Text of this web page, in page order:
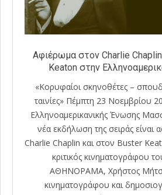
Αφιέρωμα στον Charlie
Keaton στην
«Κορυφαίοι σκηνοθέτες –
ταινίες» Πέμπτη 23 Νοεμβρίου
Ελληνοαμερικανικής Ένωσης
νέα εκδήλωση της σειράς είναι
Charlie Chaplin και στον Buster
κριτικός κινηματογράφου
ΑΘΗΝΟΡΑΜΑ, Χρήστος
κινηματογράφου και